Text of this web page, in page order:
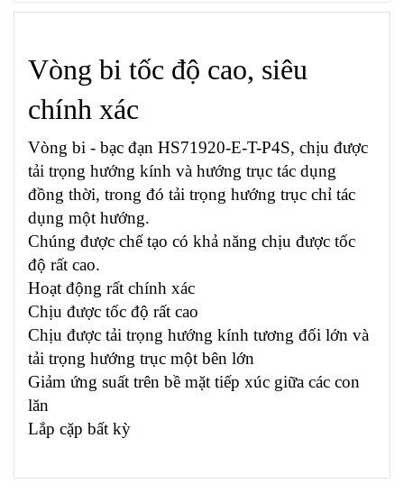
Vòng bi tốc độ cao, siêu
chính xác
Vòng bi - bạc đạn HS71920-E-T-P4S, chịu được
tải trọng hướng kính và hướng trục tác dụng
đồng thời, trong đó tải trọng hướng trục chỉ tác
dụng một hướng.
Chúng được chế tạo có khả năng chịu được tốc
độ rất cao.
Hoạt động rất chính xác
Chịu được tốc độ rất cao
Chịu được tải trọng hướng kính tương đối lớn và
tải trọng hướng trục một bên lớn
Giảm ứng suất trên bề mặt tiếp xúc giữa các con
lăn
Lắp cặp bất kỳ